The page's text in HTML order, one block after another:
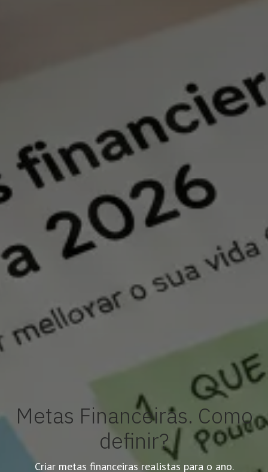
Metas Financeiras. Como
definir?
Criar metas financeiras realistas para o ano.